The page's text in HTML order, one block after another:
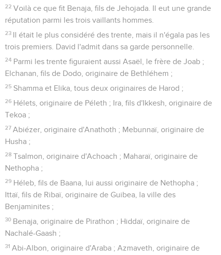
22 Voilà ce que fit Benaja, fils de Jehojada. Il eut une grande
réputation parmi les trois vaillants hommes.
23 Il était le plus considéré des trente, mais il n'égala pas les
trois premiers. David l'admit dans sa garde personnelle.
24 Parmi les trente figuraient aussi Asaël, le frère de Joab ;
Elchanan, fils de Dodo, originaire de Bethléhem ;
25 Shamma et Elika, tous deux originaires de Harod ;
26 Hélets, originaire de Péleth ; Ira, fils d'Ikkesh, originaire de
Tekoa ;
27 Abiézer, originaire d'Anathoth ; Mebunnaï, originaire de
Husha ;
28 Tsalmon, originaire d'Achoach ; Maharaï, originaire de
Nethopha ;
29 Héleb, fils de Baana, lui aussi originaire de Nethopha ;
Ittaï, fils de Ribaï, originaire de Guibea, la ville des
Benjaminites ;
30 Benaja, originaire de Pirathon ; Hiddaï, originaire de
Nachalé-Gaash ;
31 Abi-Albon, originaire d'Araba ; Azmaveth, originaire de